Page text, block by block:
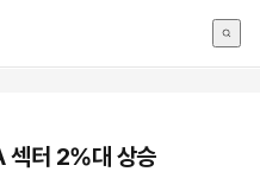
섹터 2%대 상승